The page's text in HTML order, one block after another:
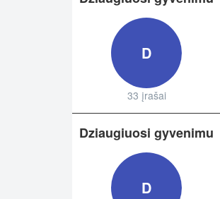
D
33 įrašai
Dziaugiuosi gyvenimu
D